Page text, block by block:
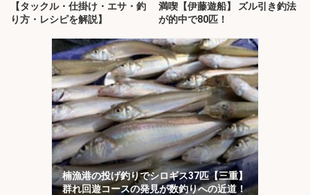
【タックル・仕掛け・エサ・釣
り方・レシピを解説】
満喫【伊藤遊船】 ズル引き釣法
が的中で80匹！
楠漁港の投げ釣りでシロギス37匹【三重】
群れ回遊コースの発見が数釣りへの近道！